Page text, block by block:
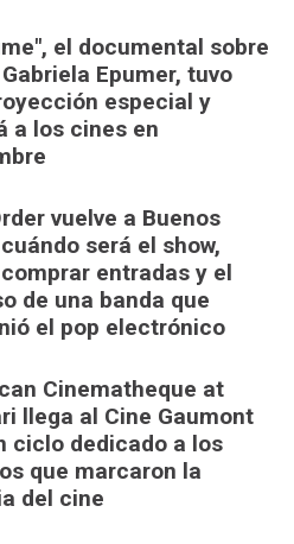
el documental sobre
Epumer, tuvo
especial y
a los cines en
vuelve a Buenos
será el show,
entradas y el
de una banda que
el pop electrónico
Cinematheque at
llega al Cine Gaumont
ciclo dedicado a los
que marcaron la
del cine